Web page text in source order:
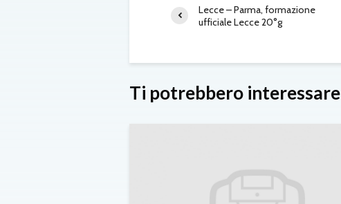
Lecce – Parma, formazione
ufficiale Lecce 20°g
Ti potrebbero interessare